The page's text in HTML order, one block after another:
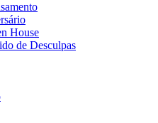
House
de Desculpas